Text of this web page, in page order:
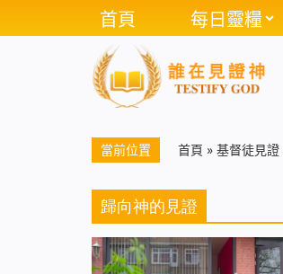
首頁 每日靈糧
當前位置 首頁 » 基督徒見證
歸向神的見證